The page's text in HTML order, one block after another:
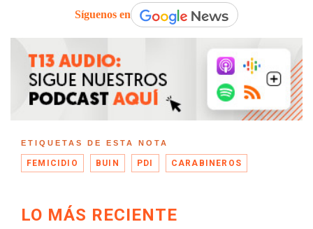
Síguenos en
ETIQUETAS DE ESTA NOTA
FEMICIDIO BUIN PDI CARABINEROS
LO MÁS RECIENTE